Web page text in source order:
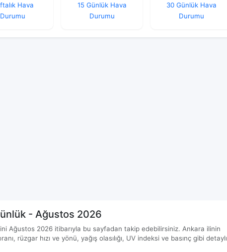
Hava
Durumu
15 Günlük Hava
Durumu
30 Günlük Hava
Durumu
- Ağustos 2026
Ağustos 2026 itibarıyla bu sayfadan takip edebilirsiniz. Ankara ilinin
rüzgar hızı ve yönü, yağış olasılığı, UV indeksi ve basınç gibi detaylı